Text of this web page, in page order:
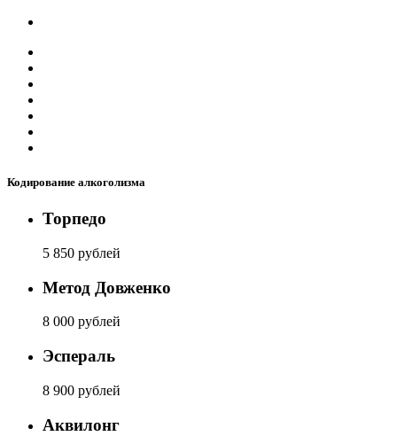
Кодирование алкоголизма
Торпедо
5 850 рублей
Метод Довженко
8 000 рублей
Эспераль
8 900 рублей
Аквилонг